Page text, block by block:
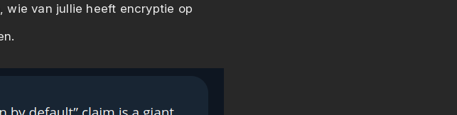
wie van jullie heeft encryptie op